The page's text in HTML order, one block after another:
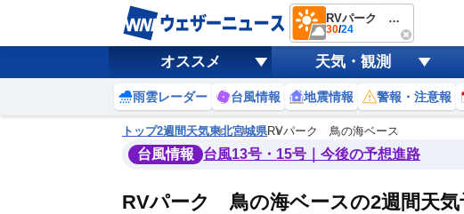
RVパーク 鳥の海ベース
30/24
オススメ 天気・観測
雨雲レーダー 台風情報 地震情報 警報・注意報
トップ2週間天気東北宮城県RVパーク 鳥の海ベース
台風情報 台風13号・15号｜今後の予想進路
RVパーク 鳥の海ベースの2週間天気